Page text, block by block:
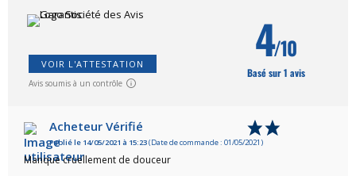
VOIR L'ATTESTATION
Avis soumis à un contrôle
4/10
Basé sur 1 avis
Acheteur Vérifié
Publié le 14/05/2021 à 15:23(Date de commande : 01/05/2021)
Manque cruellement de douceur